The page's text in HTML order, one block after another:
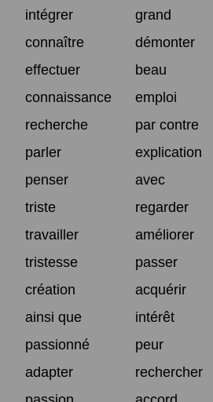
intégrer
grand
connaître
démonter
effectuer
beau
connaissance
emploi
recherche
par contre
parler
explication
penser
avec
triste
regarder
travailler
améliorer
tristesse
passer
création
acquérir
ainsi que
intérêt
passionné
peur
adapter
rechercher